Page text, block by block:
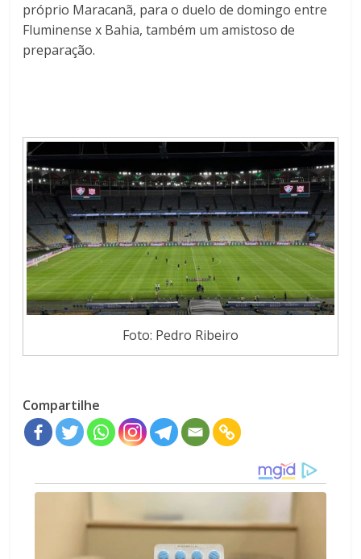
próprio Maracanã, para o duelo de domingo entre
Fluminense x Bahia, também um amistoso de
preparação.
Foto: Pedro Ribeiro
Compartilhe